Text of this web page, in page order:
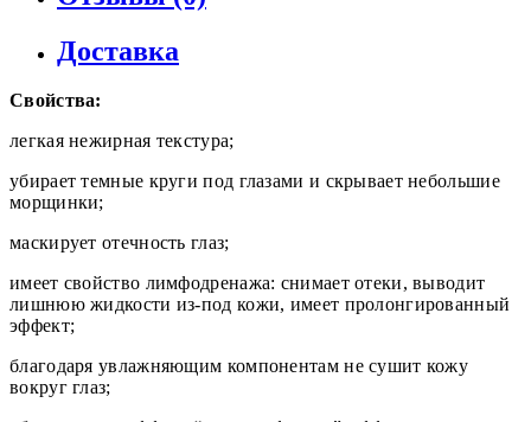
Доставка
Свойства:
легкая нежирная текстура;
убирает темные круги под глазами и скрывает небольшие
морщинки;
маскирует отечность глаз;
имеет свойство лимфодренажа: снимает отеки, выводит
лишнюю жидкости из-под кожи, имеет пролонгированный
эффект;
благодаря увлажняющим компонентам не сушит кожу
вокруг глаз;